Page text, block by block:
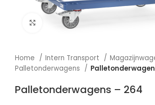
Afbeelding vergroten
Home Intern Transport
Palletonderwagens
Palletonderwagens – 264